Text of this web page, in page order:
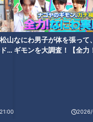
山
ラ
なにわ男子が体を張って
ギモンを大調査！【全力
2026/
ハラドキドキ感で多くの
にて再び楽しめることに
加されていきます。是非